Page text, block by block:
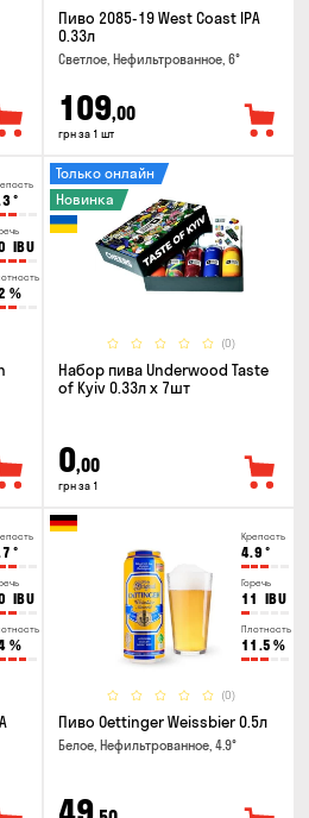
Пиво 2085-19 West Coast IPA
0.33л
Светлое, Нефильтрованное, 6°
109,00
грн за 1 шт
°
IBU
%
(0)
Только онлайн
Новинка
Набор пива Underwood Taste
of Kyiv 0.33л x 7шт
0,00
грн за 1
°
IBU
%
Крепость
4.9 °
Горечь
11 IBU
Плотность
11.5 %
(0)
Пиво Oettinger Weissbier 0.5л
Белое, Нефильтрованное, 4.9°